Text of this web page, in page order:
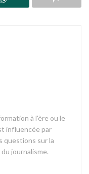
à l'ère ou le
influencée par
questions sur la
journalisme.